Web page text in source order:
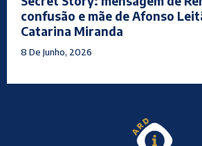
confusão e mãe de Afonso
Catarina Miranda
8 De Junho, 2026